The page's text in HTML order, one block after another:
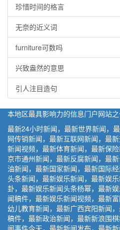
珍惜时间的格言
无奈的近义词
furniture可数吗
兴致盎然的意思
引人注目造句
本地区最具影响力的信息门户网站
最新24小时新闻，最新世界新闻，
网传销新闻，最新互联网新闻，最
新闻视频，最新体育新闻，最新保
京市通州新闻，最新反腐新闻，最
油新闻，最新国家新闻，最新国际
头条新闻，最新娱乐新闻，最新娱
卦，最新娱乐新闻头条杨幂，最新
闻稿件，最新娱乐新闻视频，最新
幼儿教育新闻，最新广西宾阳新闻
稿件，最新政治新闻，最新新浪围
闻事件今天，最新新闻发布，最新